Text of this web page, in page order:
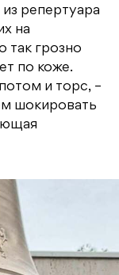
репертуара
на
так грозно
по коже.
и торс, –
шокировать